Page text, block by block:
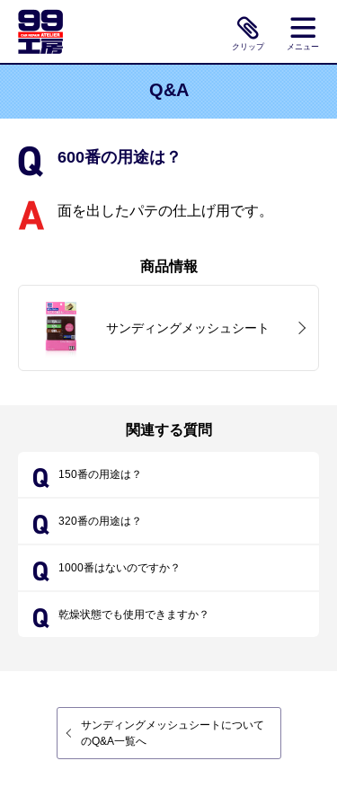
クリップ メニュー
Q&A
600番の用途は？
面を出したパテの仕上げ用です。
商品情報
サンディングメッシュシート
関連する質問
150番の用途は？
320番の用途は？
1000番はないのですか？
乾燥状態でも使用できますか？
サンディングメッシュシートについて
のQ&A一覧へ